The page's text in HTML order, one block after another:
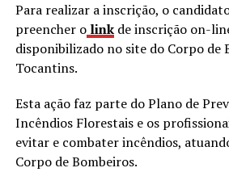
Para realizar a inscrição, o
preencher o linkde inscrição on-
disponibilizado no site do Corpo de
Tocantins.
Esta ação faz parte do Plano de
Incêndios Florestais e os
evitar e combater incêndios,
Corpo de Bombeiros.